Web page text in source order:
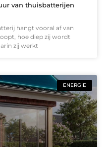
van thuisbatterijen
hangt vooral af van
hoe diep zij wordt
zij werkt
ENERGIE